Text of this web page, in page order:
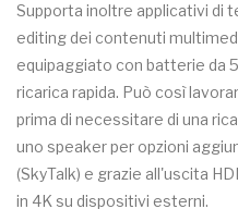
Supporta inoltre applicativi di
editing dei contenuti
equipaggiato con batterie da
ricarica rapida. Può così
prima di necessitare di una
uno speaker per opzioni
(SkyTalk) e grazie all'uscita
in 4K su dispositivi esterni.